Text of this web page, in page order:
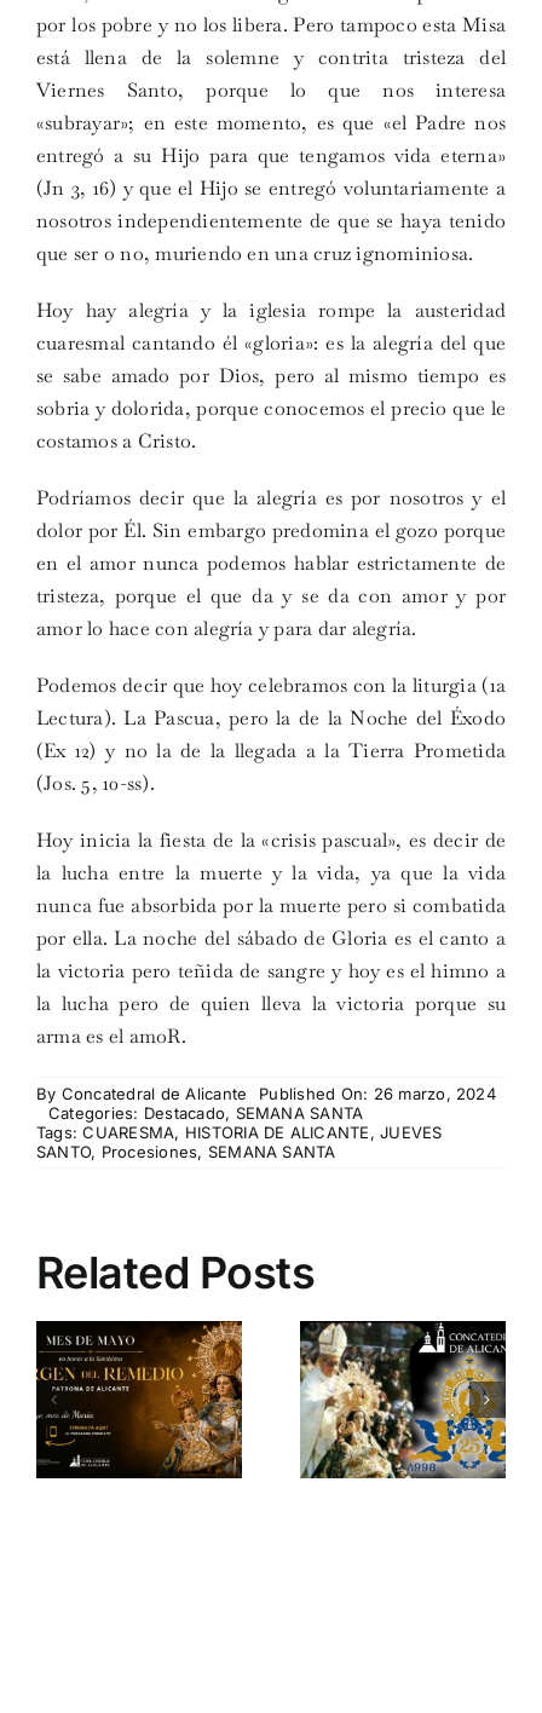
por los pobre y no los libera. Pero tampoco esta Misa
está llena de la solemne y contrita tristeza del
Viernes Santo, porque lo que nos interesa
«subrayar»; en este momento, es que «el Padre nos
entregó a su Hijo para que tengamos vida eterna»
(Jn 3, 16) y que el Hijo se entregó voluntariamente a
nosotros independientemente de que se haya tenido
que ser o no, muriendo en una cruz ignominiosa.
Hoy hay alegría y la iglesia rompe la austeridad
cuaresmal cantando él «gloria»: es la alegría del que
se sabe amado por Dios, pero al mismo tiempo es
sobria y dolorida, porque conocemos el precio que le
costamos a Cristo.
Podríamos decir que la alegría es por nosotros y el
dolor por Él. Sin embargo predomina el gozo porque
en el amor nunca podemos hablar estrictamente de
tristeza, porque el que da y se da con amor y por
amor lo hace con alegría y para dar alegría.
Podemos decir que hoy celebramos con la liturgia (1a
Lectura). La Pascua, pero la de la Noche del Éxodo
(Ex 12) y no la de la llegada a la Tierra Prometida
(Jos. 5, 10-ss).
Hoy inicia la fiesta de la «crisis pascual», es decir de
la lucha entre la muerte y la vida, ya que la vida
nunca fue absorbida por la muerte pero si combatida
por ella. La noche del sábado de Gloria es el canto a
la victoria pero teñida de sangre y hoy es el himno a
la lucha pero de quien lleva la victoria porque su
arma es el amoR.
By Concatedral de Alicante
Published On: 26 marzo, 2024
Categories: Destacado, SEMANA SANTA
Tags:CUARESMA, HISTORIA DE ALICANTE,JUEVES
SANTO, Procesiones, SEMANA SANTA
Related Posts
Coronación
Pontificia de
la Virgen del
Remedio: Un
Momento
Histórico para
La Virgen de
Remedio,
Patrona de
Alicante